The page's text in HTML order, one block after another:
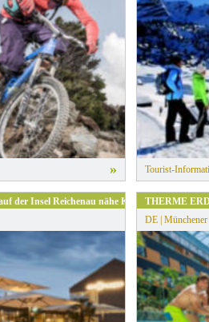
» Tourist-
der Insel Reichenau nähe KonstanzTHERME
DE |